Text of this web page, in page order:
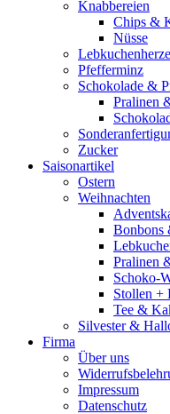
Knabbereien
Chips &
Nüsse
Pfefferminz
Schokolade &
Pralinen
Zucker
Saisonartikel
Ostern
Weihnachten
Bonbons
Pralinen
Schoko-
Stollen +
Tee &
Silvester &
Firma
Über uns
Impressum
Datenschutz